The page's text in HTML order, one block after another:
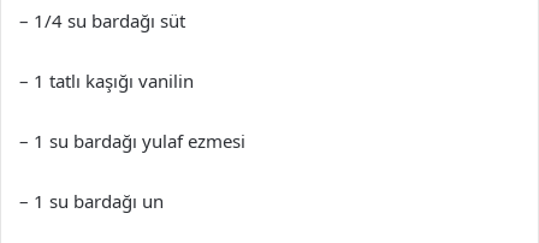
– 1/4 su bardağı süt
– 1 tatlı kaşığı vanilin
– 1 su bardağı yulaf ezmesi
– 1 su bardağı un